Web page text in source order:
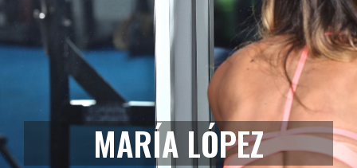
MARÍA LÓPEZ